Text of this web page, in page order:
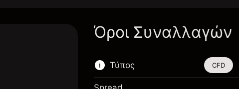
Όροι Συναλλαγών
Τύπος CFD